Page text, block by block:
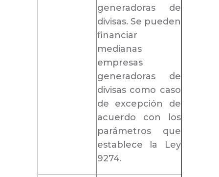
generadoras de
divisas. Se pueden
financiar
medianas
empresas
generadoras de
divisas como caso
de excepción de
acuerdo con los
parámetros que
establece la Ley
9274.